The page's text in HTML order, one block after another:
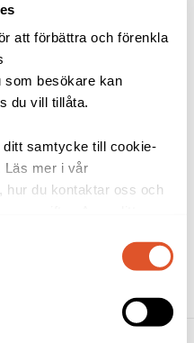
att förbättra och förenkla
som besökare kan
du vill tillåta.
ditt samtycke till cookie-
Läs mer i vår
hur du kontaktar oss och
även själv ändra ditt
på knappnålen nere till
höjs
innebär det att
till den månad du